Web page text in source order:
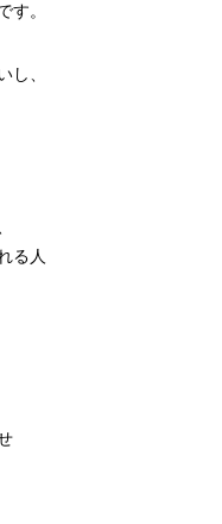
す。
し、
る人